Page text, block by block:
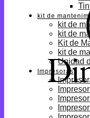
kit de
kit de
kit de
Kit de
kit de
Unidad
Impresoras